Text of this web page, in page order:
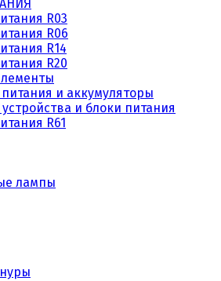
R03
R06
R14
R20
и аккумуляторы
и блоки питания
R61
лампы